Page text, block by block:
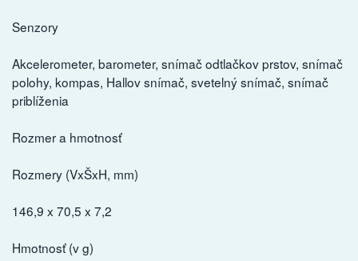
Senzory
Akcelerometer, barometer, snímač odtlačkov prstov, snímač
polohy, kompas, Hallov snímač, svetelný snímač, snímač
priblíženia
Rozmer a hmotnosť
Rozmery (VxŠxH, mm)
146,9 x 70,5 x 7,2
Hmotnosť (v g)